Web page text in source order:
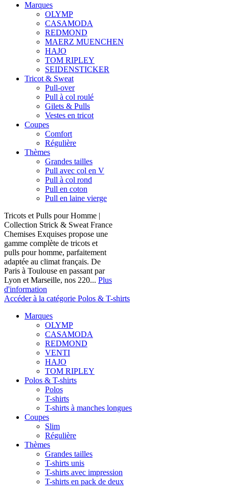
Marques
OLYMP
CASAMODA
REDMOND
MAERZ MUENCHEN
HAJO
TOM RIPLEY
SEIDENSTICKER
Tricot & Sweat
Pull-over
Pull à col roulé
Gilets & Pulls
Vestes en tricot
Coupes
Comfort
Régulière
Thèmes
Grandes tailles
Pull avec col en V
Pull à col rond
Pull en coton
Pull en laine vierge
Tricots et Pulls pour Homme |
Collection Strick & Sweat France
Chemises Exquises propose une
gamme complète de tricots et
pulls pour homme, parfaitement
adaptée au climat français. De
Paris à Toulouse en passant par
Lyon et Marseille, nos 220... Plus
d'information
Accéder à la catégorie Polos & T-shirts
Marques
OLYMP
CASAMODA
REDMOND
VENTI
HAJO
TOM RIPLEY
Polos & T-shirts
Polos
T-shirts
T-shirts à manches longues
Coupes
Slim
Régulière
Thèmes
Grandes tailles
T-shirts unis
T-shirts avec impression
T-shirts en pack de deux